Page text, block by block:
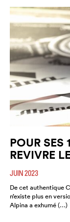
POUR
REVIVRE
JUIN 2023
De cet authentique
n’existe plus en
Alpina a exhumé (…)